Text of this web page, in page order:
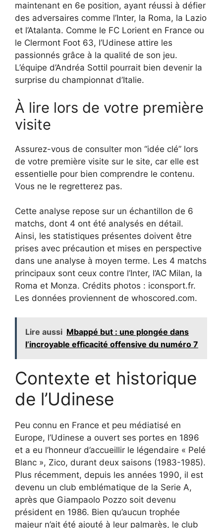
maintenant en 6e position, ayant réussi à défier
des adversaires comme l’Inter, la Roma, la Lazio
et l’Atalanta. Comme le FC Lorient en France ou
le Clermont Foot 63, l’Udinese attire les
passionnés grâce à la qualité de son jeu.
L’équipe d’Andréa Sottil pourrait bien devenir la
surprise du championnat d’Italie.
À lire lors de votre première
visite
Assurez-vous de consulter mon “idée clé” lors
de votre première visite sur le site, car elle est
essentielle pour bien comprendre le contenu.
Vous ne le regretterez pas.
Cette analyse repose sur un échantillon de 6
matchs, dont 4 ont été analysés en détail.
Ainsi, les statistiques présentes doivent être
prises avec précaution et mises en perspective
dans une analyse à moyen terme. Les 4 matchs
principaux sont ceux contre l’Inter, l’AC Milan, la
Roma et Monza. Crédits photos : iconsport.fr.
Les données proviennent de whoscored.com.
Lire aussi Mbappé but : une plongée dans
l’incroyable efficacité offensive du numéro 7
Contexte et historique
de l’Udinese
Peu connu en France et peu médiatisé en
Europe, l’Udinese a ouvert ses portes en 1896
et a eu l’honneur d’accueillir le légendaire « Pelé
Blanc », Zico, durant deux saisons (1983-1985).
Plus récemment, depuis les années 1990, il est
devenu un club emblématique de la Serie A,
après que Giampaolo Pozzo soit devenu
président en 1986. Bien qu’aucun trophée
majeur n’ait été ajouté à leur palmarès, le club